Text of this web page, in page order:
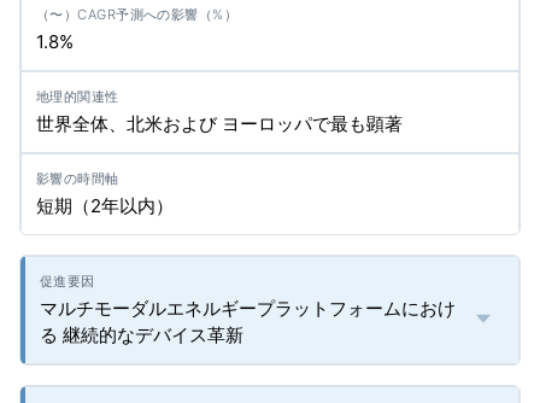
1.8%
世界全体、北米および ヨーロッパで最も顕著
短期（2年以内）
マルチモーダルエネルギープラットフォームにおけ
る 継続的なデバイス革新